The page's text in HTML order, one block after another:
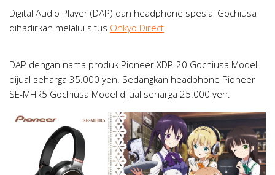
Digital Audio Player (DAP) dan headphone spesial Gochiusa
dihadirkan melalui situs Onkyo Direct
DAP dengan nama produk Pioneer XDP-20 Gochiusa Model
dijual seharga 35.000 yen. Sedangkan headphone Pioneer
SE-MHR5 Gochiusa Model dijual seharga 25.000 yen.